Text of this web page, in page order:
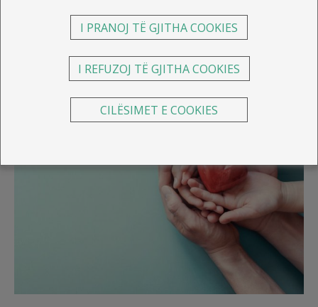
vizitë në spital mund të jetë shumë më e kushtueshme
I PRANOJ TË GJITHA COOKIES
I REFUZOJ TË GJITHA COOKIES
CILËSIMET E COOKIES